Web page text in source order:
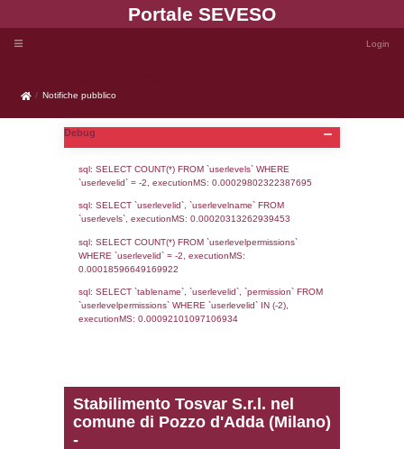
Portale
Notifiche pubblico
Notifiche pubblico
Debug
sql: SELECT COUNT(*) FROM `userlevels`
sql: SELECT `userlevelid`, `userlevelname`
0.00018596649169922